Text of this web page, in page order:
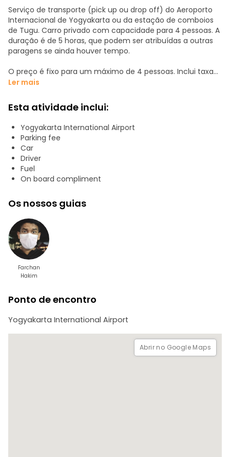
Serviço de transporte (pick up ou drop off) do Aeroporto
Internacional de Yogyakarta ou da estação de comboios
de Tugu. Carro privado com capacidade para 4 pessoas. A
duração é de 5 horas, que podem ser atribuídas a outras
paragens se ainda houver tempo.
O preço é fixo para um máximo de 4 pessoas. Inclui taxa
de estacionamento, motorista, carro, combustível e
Ler mais
Esta atividade inclui:
Yogyakarta International Airport
Parking fee
Car
Driver
Fuel
On board compliment
Os nossos guias
Farchan
Hakim
Ponto de encontro
Yogyakarta International Airport
Abrir no Google Maps